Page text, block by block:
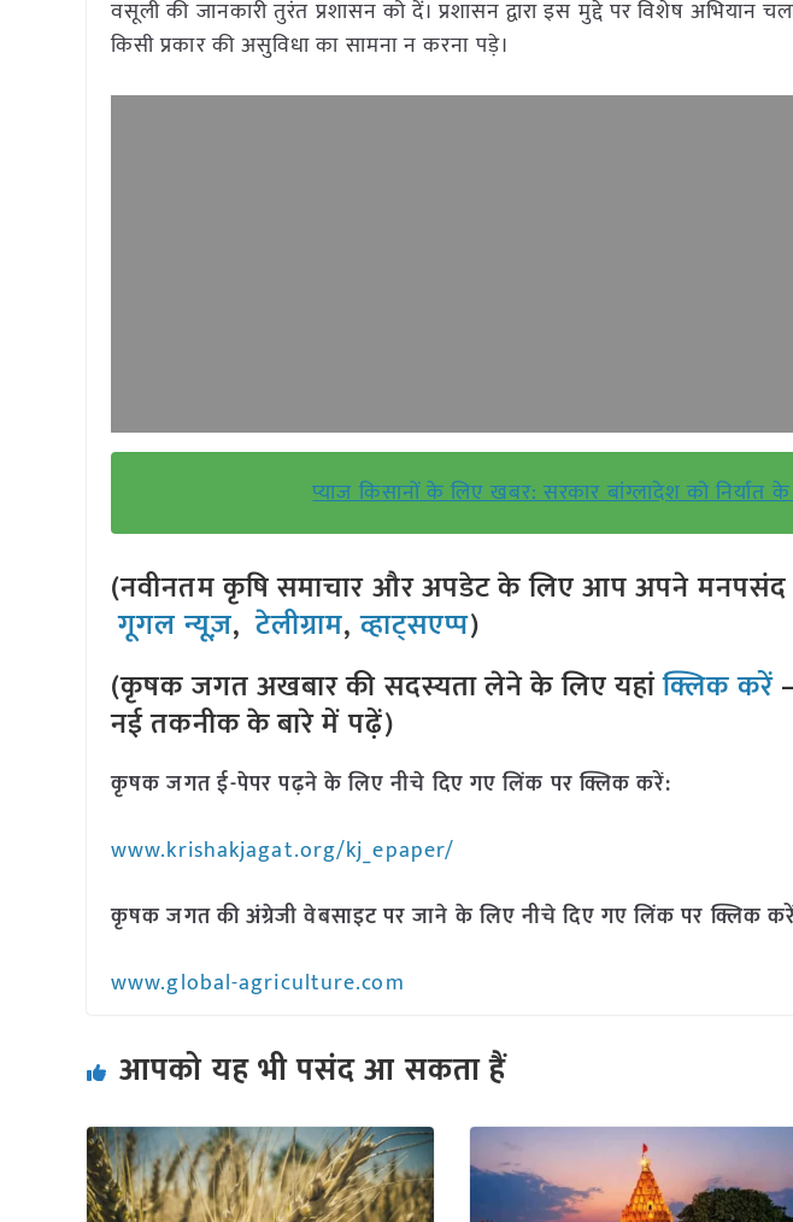
वसूली की जानकारी तुरंत प्रशासन को दें। प्रशासन द्वारा इस मुद्दे पर विशेष अभियान
किसी प्रकार की असुविधा का सामना न करना पड़े।
प्याज किसानों के लिए खबर: सरकार बांग्लादेश को निर्यात
(नवीनतम कृषि समाचार और अपडेट के लिए आप अपने
गूगल न्यूज़,टेलीग्राम,व्हाट्सएप्प)
(कृषक जगत अखबार की सदस्यता लेने के लिए यहांक्लिक करें
नई तकनीक के बारे में पढ़ें)
कृषक जगत ई-पेपर पढ़ने के लिए नीचे दिए गए लिंक पर क्लिक करें:
www.krishakjagat.org/kj_epaper/
कृषक जगत की अंग्रेजी वेबसाइट पर जाने के लिए नीचे दिए गए लिंक पर क्लिक
www.global-agriculture.com
आपको यह भी पसंद आ सकता हैं